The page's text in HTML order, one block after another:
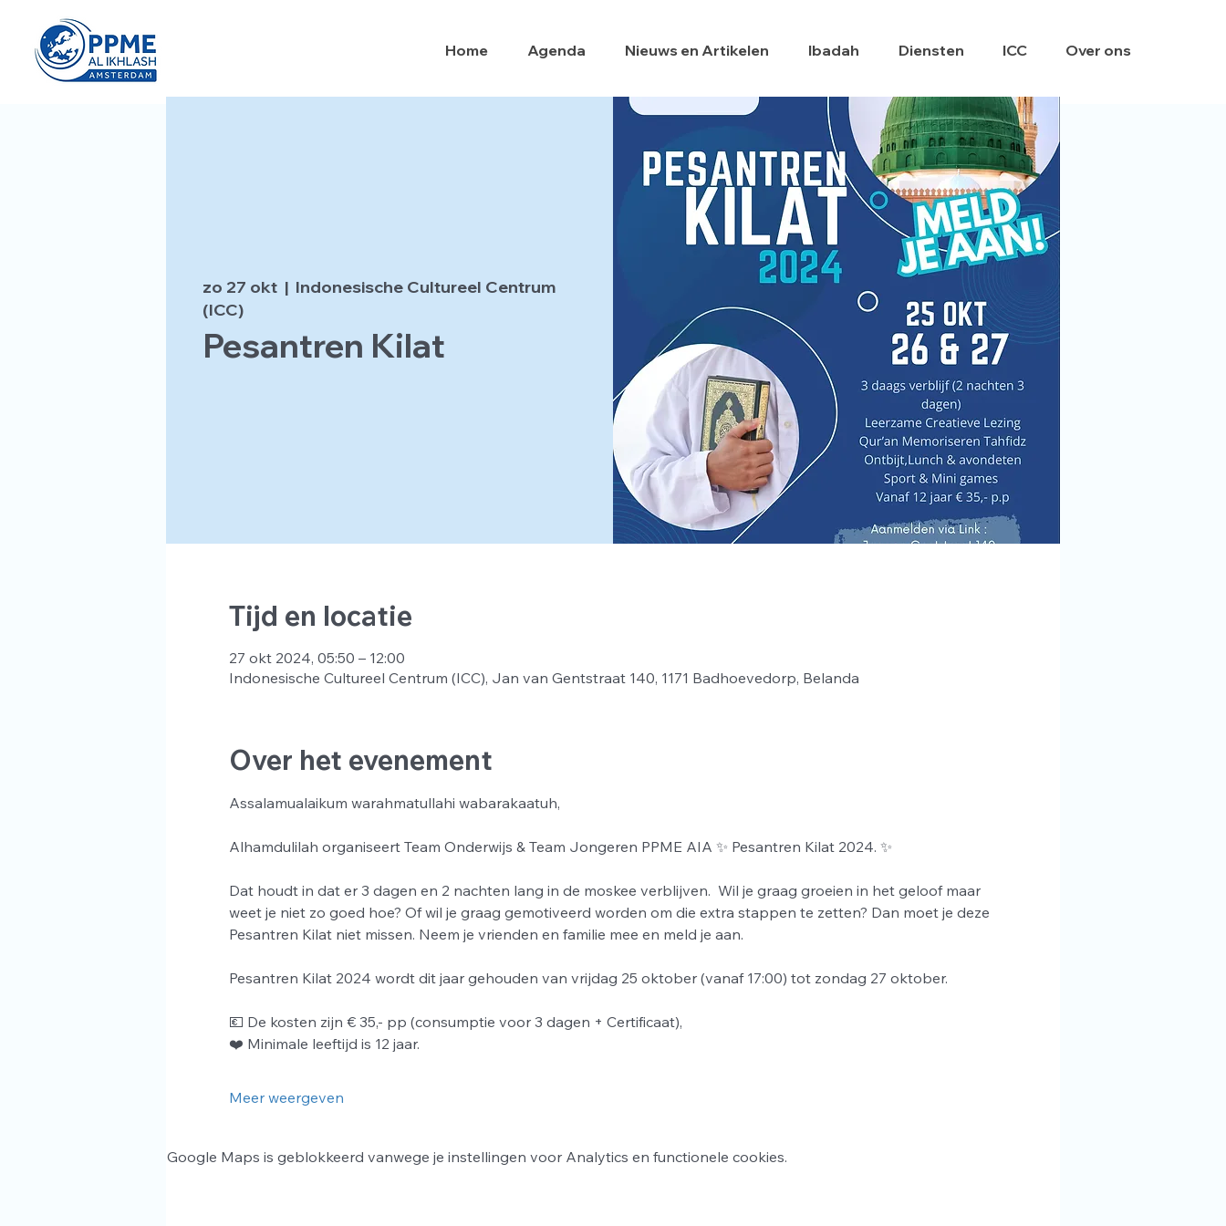
Home Agenda Nieuws en Artikelen Ibadah Diensten ICC Over ons
zo 27 okt
  |
Indonesische Cultureel Centrum
(ICC)
Pesantren Kilat
Tijd en locatie
27 okt 2024, 05:50 – 12:00
Indonesische Cultureel Centrum (ICC), Jan van Gentstraat 140, 1171 Badhoevedorp, Belanda
Over het evenement
Assalamualaikum warahmatullahi wabarakaatuh,
Alhamdulilah organiseert Team Onderwijs & Team Jongeren PPME AIA ✨ Pesantren Kilat 2024. ✨
Dat houdt in dat er 3 dagen en 2 nachten lang in de moskee verblijven.  Wil je graag groeien in het geloof maar
weet je niet zo goed hoe? Of wil je graag gemotiveerd worden om die extra stappen te zetten? Dan moet je deze
Pesantren Kilat niet missen. Neem je vrienden en familie mee en meld je aan.
Pesantren Kilat 2024 wordt dit jaar gehouden van vrijdag 25 oktober (vanaf 17:00) tot zondag 27 oktober.
💶 De kosten zijn € 35,- pp (consumptie voor 3 dagen + Certificaat),
❤️ Minimale leeftijd is 12 jaar.
Meer weergeven
Google Maps is geblokkeerd vanwege je instellingen voor Analytics en functionele cookies.